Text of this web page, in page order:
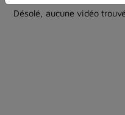
Désolé, aucune vidéo